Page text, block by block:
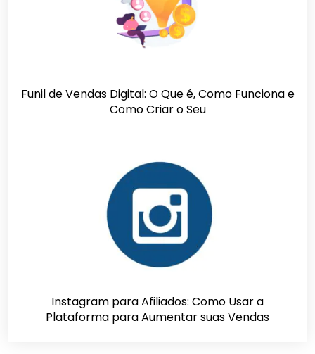
Funil de Vendas Digital: O Que é, Como Funciona e
Como Criar o Seu
Instagram para Afiliados: Como Usar a
Plataforma para Aumentar suas Vendas